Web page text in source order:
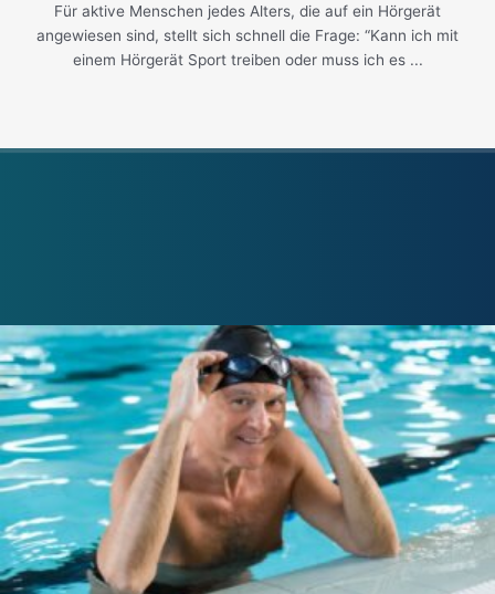
Für aktive Menschen jedes Alters, die auf ein Hörgerät
angewiesen sind, stellt sich schnell die Frage: “Kann ich mit
einem Hörgerät Sport treiben oder muss ich es ...